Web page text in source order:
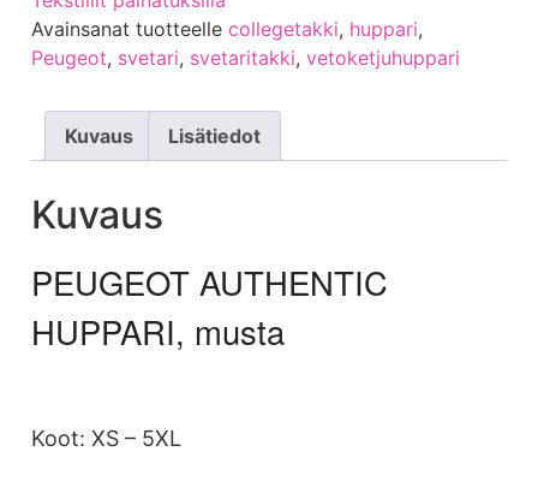
Avainsanat tuotteelle collegetakki, huppari,
Peugeot, svetari, svetaritakki, vetoketjuhuppari
Kuvaus Lisätiedot
Kuvaus
PEUGEOT AUTHENTIC
HUPPARI, musta
Koot: XS – 5XL